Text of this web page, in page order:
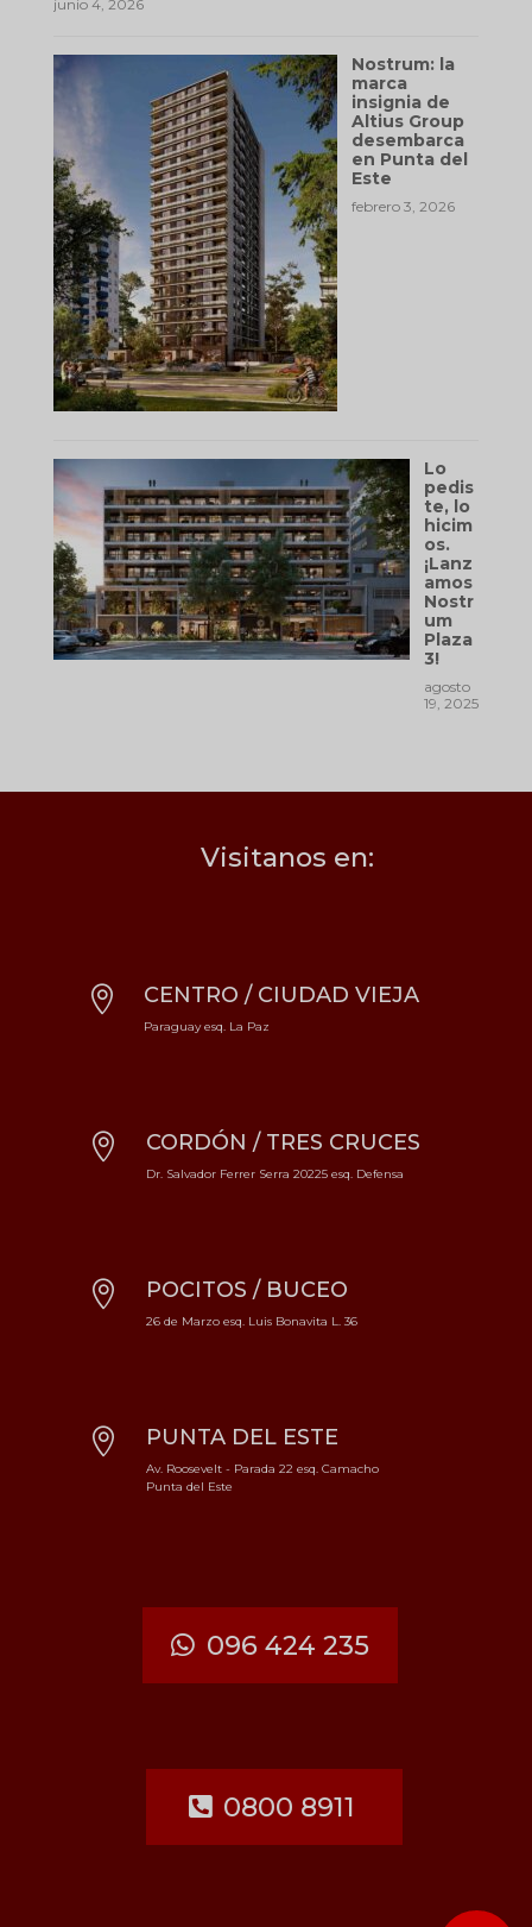
junio 4, 2026
Nostrum: la
marca
insignia de
Altius Group
desembarca
en Punta del
Este
febrero 3, 2026
Lo
pedis
te, lo
hicim
os.
¡Lanz
amos
Nostr
um
Plaza
3!
agosto
19, 2025
Visitanos en:
 CENTRO / CIUDAD VIEJA
Paraguay esq. La Paz
 CORDÓN / TRES CRUCES
Dr. Salvador Ferrer Serra 20225 esq. Defensa
 POCITOS / BUCEO
26 de Marzo esq. Luis Bonavita L. 36
 PUNTA DEL ESTE
Av. Roosevelt - Parada 22 esq. Camacho
Punta del Este
096 424 235
0800 8911